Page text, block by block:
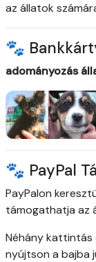
az állatok
🐾
adományozás
🐾 PayPal
PayPalon
támogathatja az
Néhány kattintás
nyújtson a bajba